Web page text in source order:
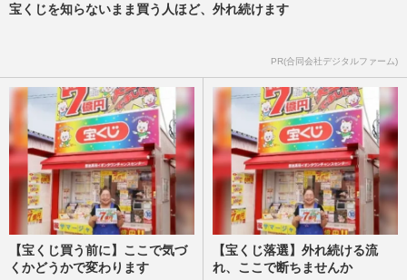
宝くじを知らないまま買う人ほど、外れ続けます
PR(合同会社デジタルファーム)
【宝くじ買う前に】ここで気づ
くかどうかで変わります
【宝くじ落選】外れ続ける流
れ、ここで断ちませんか